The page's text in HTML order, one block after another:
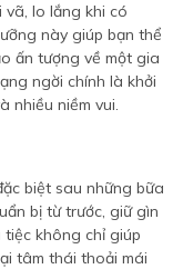
vã, lo lắng khi có
này giúp bạn thể
ấn tượng về một gia
ngời chính là khởi
nhiều niềm vui.
biệt sau những bữa
bị từ trước, giữ gìn
không chỉ giúp
tâm thái thoải mái